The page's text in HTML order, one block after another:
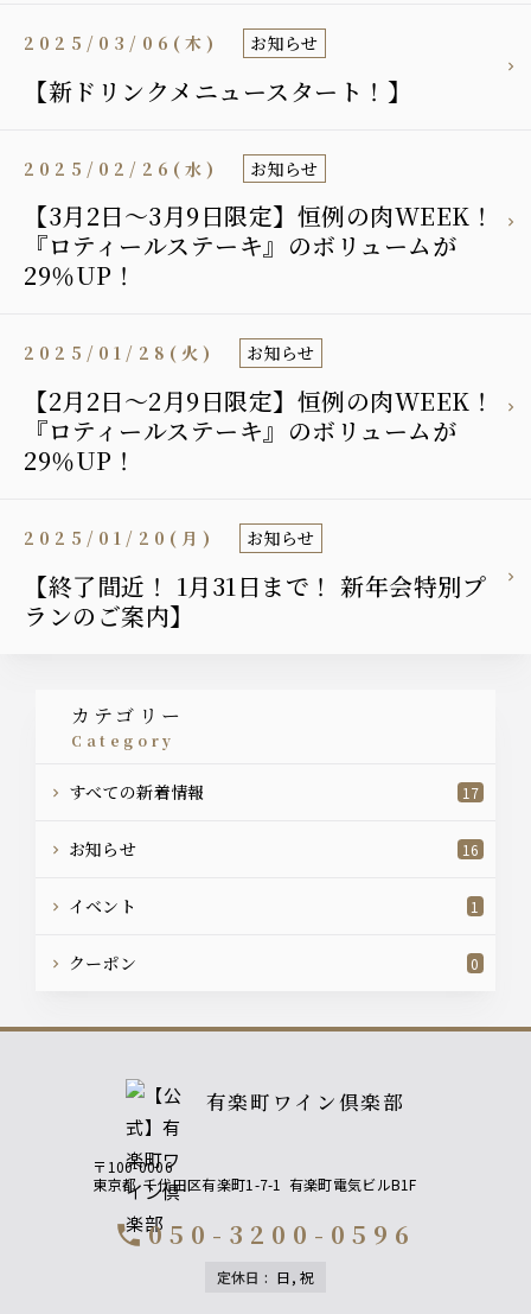
【新ドリンクメニュースタート！】
2025/03/06(木) お知らせ
【3月2日〜3月9日限定】恒例の肉WEEK！
『ロティールステーキ』のボリュームが
29％UP！
2025/02/26(水) お知らせ
【2月2日〜2月9日限定】恒例の肉WEEK！
『ロティールステーキ』のボリュームが
29％UP！
2025/01/28(火) お知らせ
【終了間近！ 1月31日まで！ 新年会特別プ
ランのご案内】
2025/01/20(月) お知らせ
カテゴリー
category
すべての新着情報 17
お知らせ 16
イベント 1
クーポン 0
有楽町ワイン倶楽部
〒100-0006
東京都 千代田区有楽町1-7-1 有楽町電気ビルB1F
call050-3200-0596
定休日 : 日, 祝